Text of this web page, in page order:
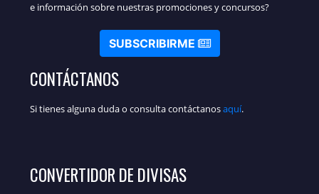
e información sobre nuestras promociones y concursos?
SUBSCRIBIRME
CONTÁCTANOS
Si tienes alguna duda o consulta contáctanosaquí.
CONVERTIDOR DE DIVISAS